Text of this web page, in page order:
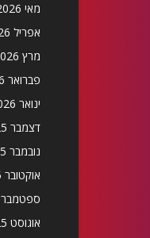
מאי 2026
אפריל 2026
מרץ 2026
פברואר 2026
ינואר 2026
דצמבר 2025
נובמבר 2025
אוקטובר 2025
ספטמבר 2025
אוגוסט 2025